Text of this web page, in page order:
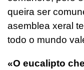
queira ser
asemblea xeral
todo o mundo
«O eucalipto